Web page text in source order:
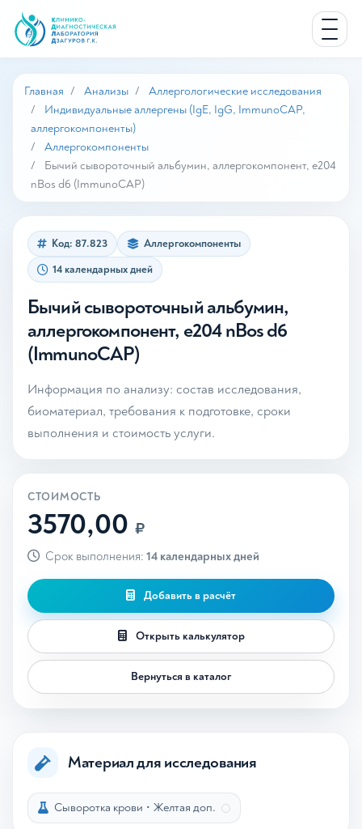
Главная Анализы
Аллергологические исследования
Индивидуальные аллергены (IgE, IgG, ImmunoCAP,
аллергокомпоненты)
Аллергокомпоненты
Бычий сывороточный альбумин, аллергокомпонент, e204
nBos d6 (ImmunoCAP)
Код: 87.823
Аллергокомпоненты
14 календарных дней
Бычий сывороточный альбумин,
аллергокомпонент, e204 nBos d6
(ImmunoCAP)
Информация по анализу: состав исследования,
биоматериал, требования к подготовке, сроки
выполнения и стоимость услуги.
СТОИМОСТЬ
3570,00 ₽
Срок выполнения: 14 календарных дней
Добавить в расчёт
Открыть калькулятор
Вернуться в каталог
Материал для исследования
Сыворотка крови • Желтая доп.